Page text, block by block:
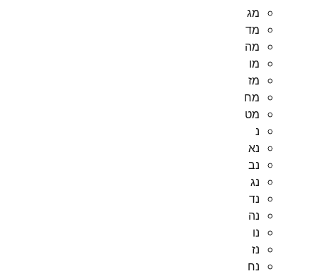
מג
מד
מה
מו
מז
מח
מט
נ
נא
נב
נג
נד
נה
נו
נז
נח